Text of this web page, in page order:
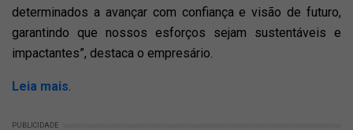
determinados a avançar com confiança e visão de futuro,
garantindo que nossos esforços sejam sustentáveis e
impactantes”, destaca o empresário.
Leia mais.
PUBLICIDADE